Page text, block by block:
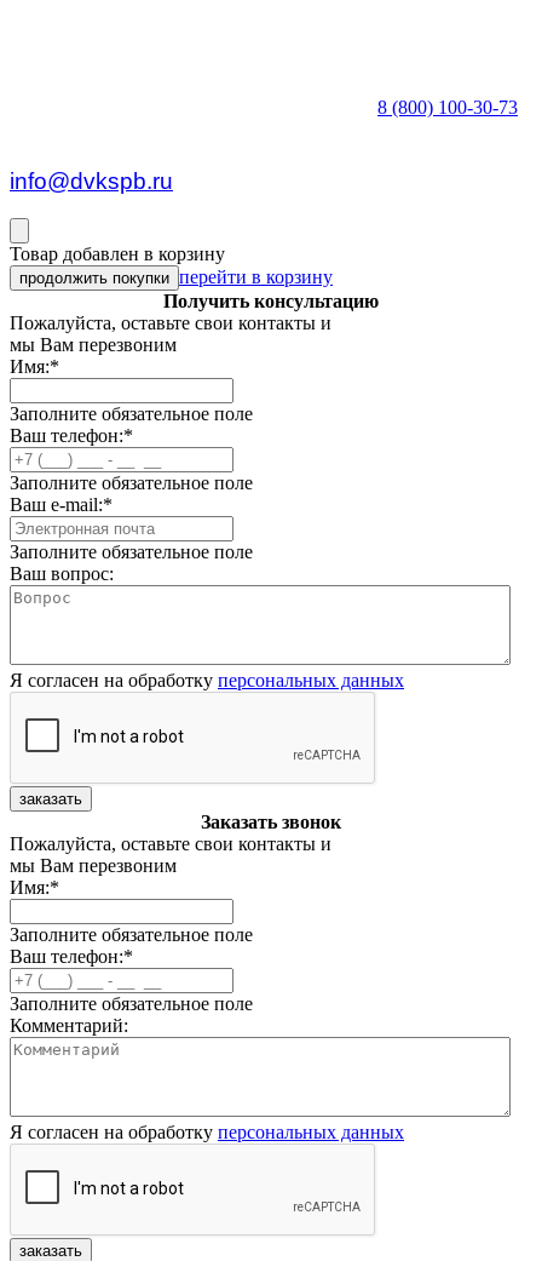
8 (800) 100-30-73
info@dvkspb.ru
Товар добавлен в корзину
продолжить покупки перейти в корзину
Получить консультацию
Пожалуйста, оставьте свои контакты и
мы Вам перезвоним
Имя:*
Заполните обязательное поле
Ваш телефон:*
Заполните обязательное поле
Ваш e-mail:*
Заполните обязательное поле
Ваш вопрос:
Я согласен на обработку персональных данных
заказать
Заказать звонок
Пожалуйста, оставьте свои контакты и
мы Вам перезвоним
Имя:*
Заполните обязательное поле
Ваш телефон:*
Заполните обязательное поле
Комментарий:
Я согласен на обработку персональных данных
заказать